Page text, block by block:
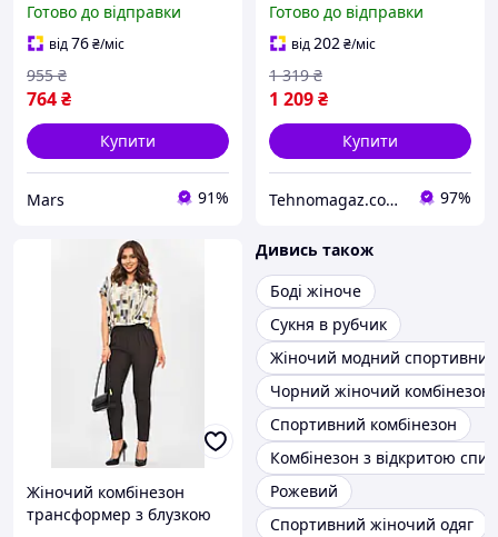
mars
Готово до відправки
від76₴/міс
764₴
955 ₴
Купити
Mars 91%
Готово до відправки
від202₴/міс
1 209₴
1 319 ₴
Купити
Tehnomagaz.com.ua - це передовий інтернет-магазин, спеціалізуючийся на продажу техніки 97%
Жіночий комбінезон
трансформер з блузкою
Дивись також
Боді жіноче
Сукня в рубчик
Жіночий модний
Чорний жіночий комбінезон
Спортивний комбінезон
Комбінезон з відкритою
Рожевий
Спортивний жіночий одяг